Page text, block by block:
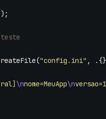
("config.ini" ,
\nnome=MeuApp\n